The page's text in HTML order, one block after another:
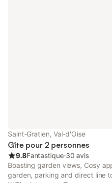
Saint-Gratien, Val-d'Oise
Gîte pour 2 personnes
9.8Fantastique⋅30 avis
Boasting garden views, Cosy
garden, parking and direct line